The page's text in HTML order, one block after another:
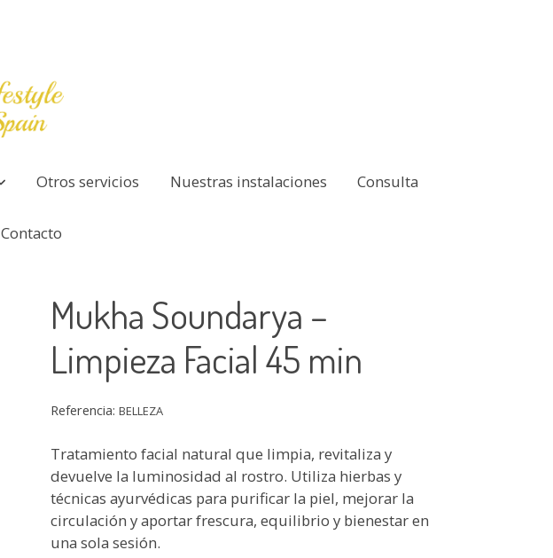
Otros servicios Nuestras instalaciones Consulta
Contacto
Mukha Soundarya –
Limpieza Facial 45 min
Referencia:BELLEZA
Tratamiento facial natural que limpia, revitaliza y
devuelve la luminosidad al rostro. Utiliza hierbas y
técnicas ayurvédicas para purificar la piel, mejorar la
circulación y aportar frescura, equilibrio y bienestar en
una sola sesión.